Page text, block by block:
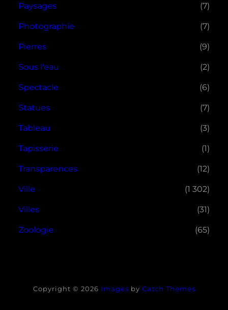
Paysages (7)
Photographie (7)
Pierres (9)
Sous l'eau (2)
Spectacle (6)
Statues (7)
Tableau (3)
Tapisserie (1)
Transparences (12)
Ville (1 302)
Villes (31)
Zoologie (65)
Copyright © 2026 Images by Catch Themes